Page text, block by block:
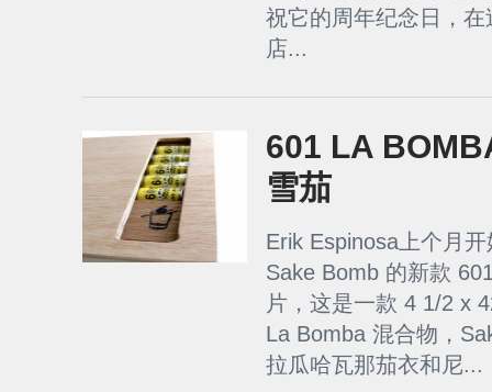
祝它的周年纪念日，
店...
601 LA
雪茄
Erik Espinosa上个月
Sake Bomb 的新款
片，这是一款 4 1/2 x
La Bomba 混合物，
拉瓜哈瓦那茄衣和尼...